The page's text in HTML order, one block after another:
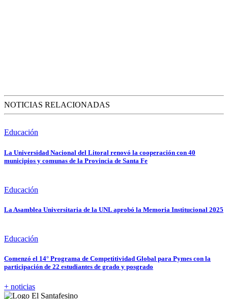
NOTICIAS RELACIONADAS
Educación
La Universidad Nacional del Litoral renovó la cooperación con 40
municipios y comunas de la Provincia de Santa Fe
Educación
La Asamblea Universitaria de la UNL aprobó la Memoria Institucional 2025
Educación
Comenzó el 14° Programa de Competitividad Global para Pymes con la
participación de 22 estudiantes de grado y posgrado
+ noticias